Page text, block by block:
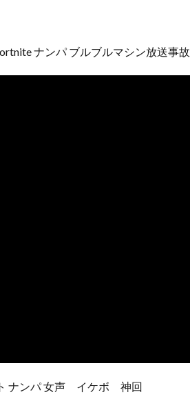
ナンパ ブルブルマシン放送事故
ナンパ 女声 イケボ 神回